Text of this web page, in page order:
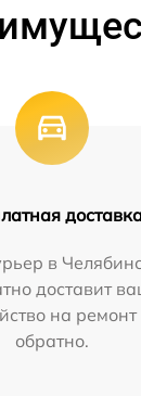
в
доставит
на ремонт
обратно.